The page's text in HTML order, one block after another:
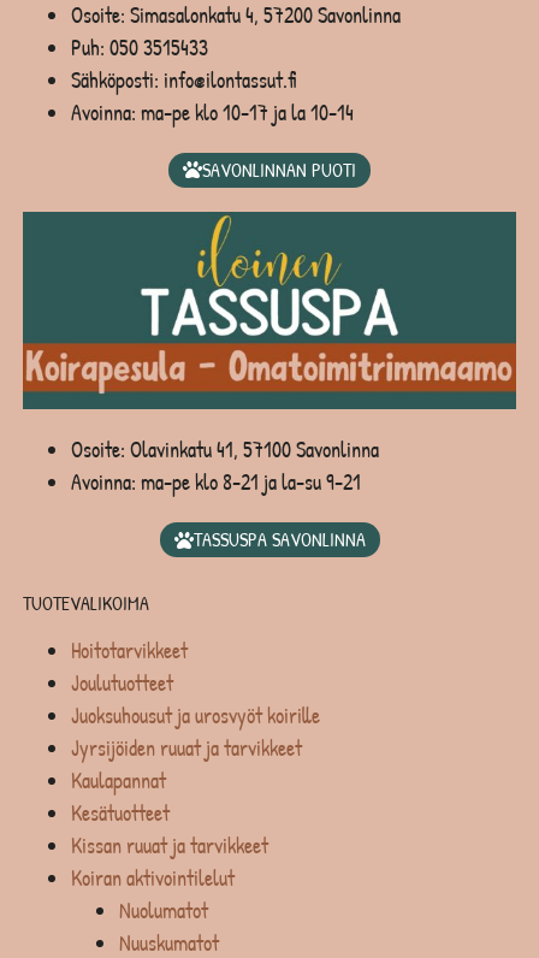
Osoite: Simasalonkatu 4, 57200 Savonlinna
Puh: 050 3515433
Sähköposti: info@ilontassut.fi
Avoinna: ma-pe klo 10-17 ja la 10-14
SAVONLINNAN PUOTI
Osoite: Olavinkatu 41, 57100 Savonlinna
Avoinna: ma-pe klo 8-21 ja la-su 9-21
TASSUSPA SAVONLINNA
TUOTEVALIKOIMA
Hoitotarvikkeet
Joulutuotteet
Juoksuhousut ja urosvyöt koirille
Jyrsijöiden ruuat ja tarvikkeet
Kaulapannat
Kesätuotteet
Kissan ruuat ja tarvikkeet
Koiran aktivointilelut
Nuolumatot
Nuuskumatot